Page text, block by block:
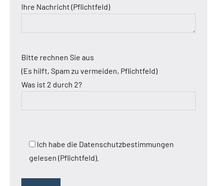
Ihre Nachricht (Pflichtfeld)
Bitte rechnen Sie aus
(Es hilft, Spam zu vermeiden, Pflichtfeld)
Was ist 2 durch 2?
Ich habe die Datenschutzbestimmungen
gelesen (Pflichtfeld).